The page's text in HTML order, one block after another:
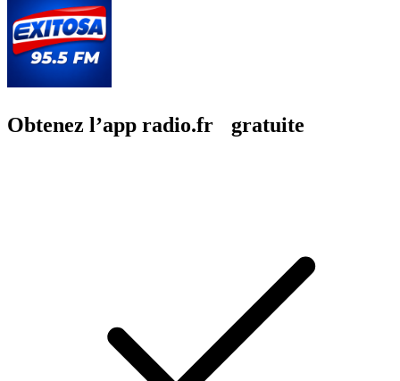
Obtenez l’app radio.fr gratuite